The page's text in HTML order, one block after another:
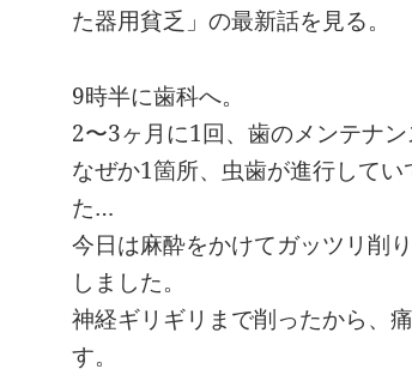
た器用貧乏」の最新話を見る。
9時半に歯科へ。
2〜3ヶ月に1回、歯のメンテナ
なぜか1箇所、虫歯が進行して
た…
今日は麻酔をかけてガッツリ削
しました。
神経ギリギリまで削ったから、
す。